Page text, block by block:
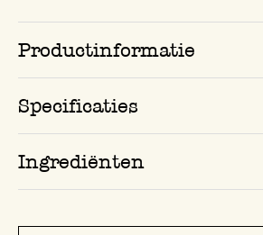
Productinformatie
Specificaties
Ingrediënten